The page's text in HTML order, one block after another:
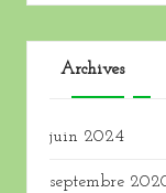
Archives
juin 2024
septembre